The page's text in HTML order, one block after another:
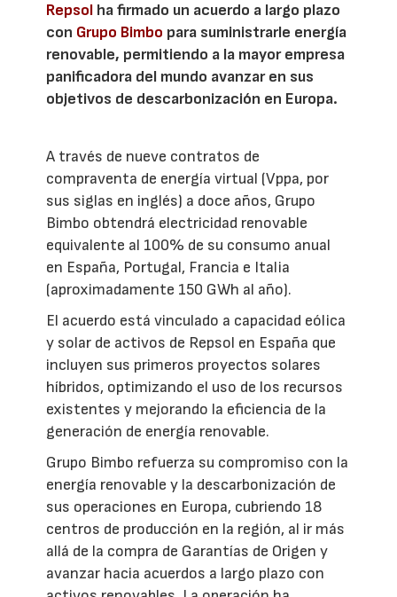
Repsol ha firmado un acuerdo a largo plazo
con Grupo Bimbo para suministrarle energía
renovable, permitiendo a la mayor empresa
panificadora del mundo avanzar en sus
objetivos de descarbonización en Europa.
A través de nueve contratos de
compraventa de energía virtual (Vppa, por
sus siglas en inglés) a doce años, Grupo
Bimbo obtendrá electricidad renovable
equivalente al 100% de su consumo anual
en España, Portugal, Francia e Italia
(aproximadamente 150 GWh al año).
El acuerdo está vinculado a capacidad eólica
y solar de activos de Repsol en España que
incluyen sus primeros proyectos solares
híbridos, optimizando el uso de los recursos
existentes y mejorando la eficiencia de la
generación de energía renovable.
Grupo Bimbo refuerza su compromiso con la
energía renovable y la descarbonización de
sus operaciones en Europa, cubriendo 18
centros de producción en la región, al ir más
allá de la compra de Garantías de Origen y
avanzar hacia acuerdos a largo plazo con